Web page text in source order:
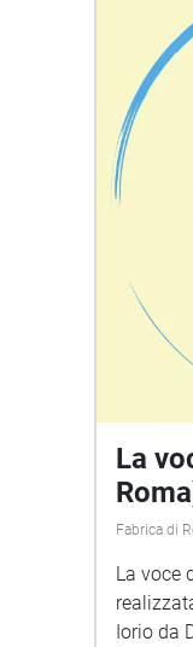
La
Fabrica di
La voce
realizzata da
Iorio da